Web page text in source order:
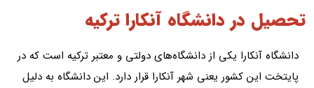
تحصیل در دانشگاه آنکارا ترکیه
دانشگاه آنکارا یکی از دانشگاه‌های دولتی و معتبر ترکیه است که در
پایتخت این کشور یعنی شهر آنکارا قرار دارد. این دانشگاه به دلیل